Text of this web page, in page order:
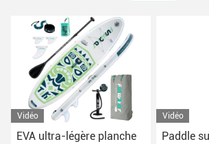
Vidéo
EVA ultra-légère planche
Vidéo
Paddle